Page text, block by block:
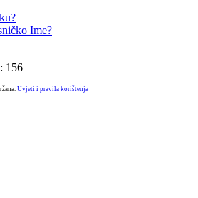
Ime?
156
Uvjeti i pravila korištenja